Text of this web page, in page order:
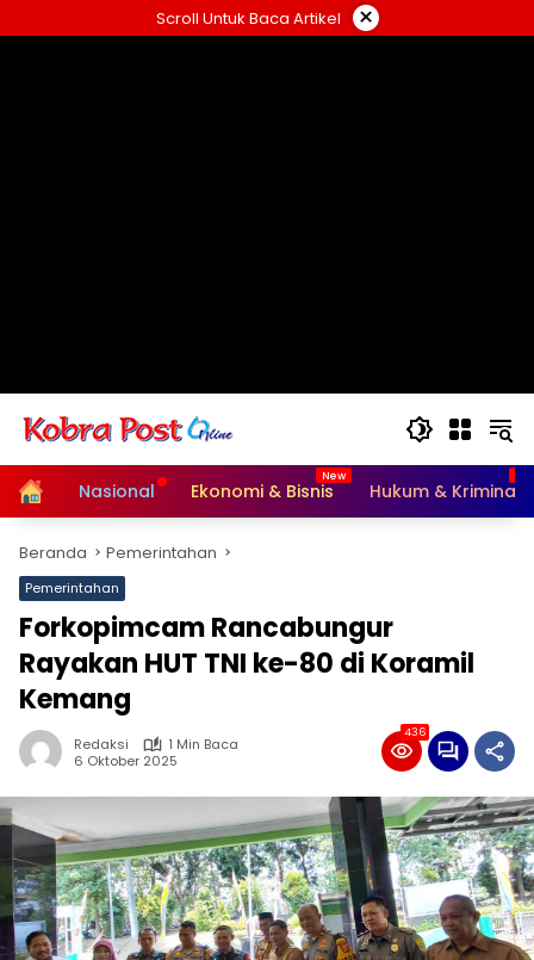
ke
Scroll Untuk Baca Artikel ×
HomeNasional Ekonomi & Bisnis Hukum & Kriminal
Beranda Pemerintahan
Pemerintahan
Forkopimcam Rancabungur
Rayakan HUT TNI ke-80 di Koramil
Kemang
Redaksi
1 Min Baca
6 Oktober 2025
436